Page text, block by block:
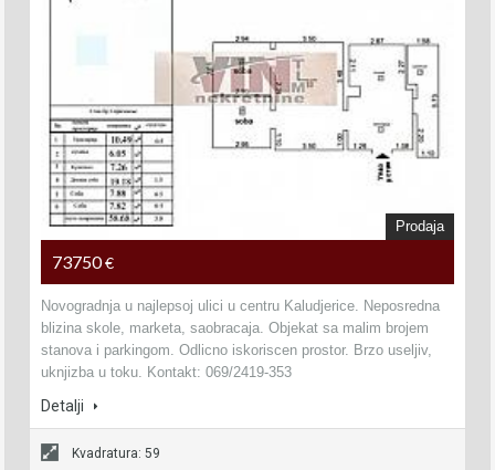
Prodaja
73750€
Novogradnja u najlepsoj ulici u centru Kaludjerice. Neposredna
blizina skole, marketa, saobracaja. Objekat sa malim brojem
stanova i parkingom. Odlicno iskoriscen prostor. Brzo useljiv,
uknjizba u toku. Kontakt: 069/2419-353
Detalji
Kvadratura: 59